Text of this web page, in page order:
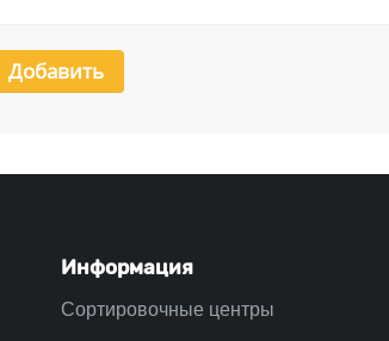
Информация
Сортировочные центры